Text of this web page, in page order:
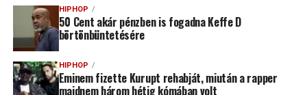
HIPHOP
50 Cent akár pénzben is fogadna Keffe D
börtönbüntetésére
HIPHOP
Eminem fizette Kurupt rehabját, miután a rapper
majdnem három hétig kómában volt